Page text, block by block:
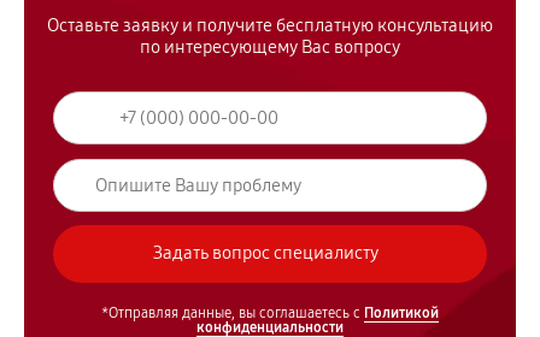
Оставьте заявку и получите бесплатную консультацию
по интересующему Вас вопросу
*Отправляя данные, вы соглашаетесь с Политикой
конфиденциальности